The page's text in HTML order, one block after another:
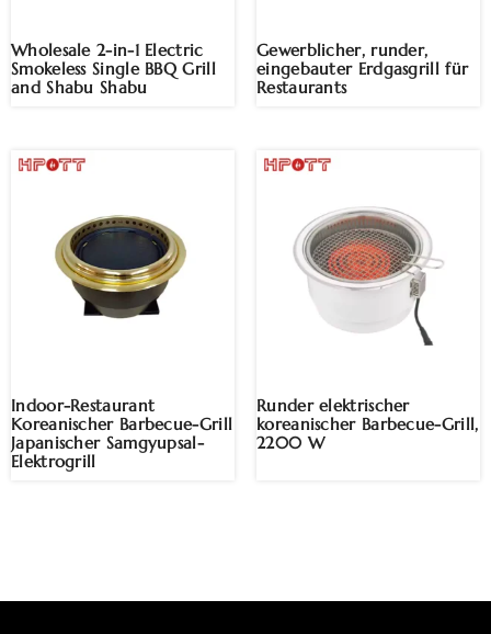
Wholesale 2-in-1 Electric
Smokeless Single BBQ Grill
and Shabu Shabu
Gewerblicher, runder,
eingebauter Erdgasgrill für
Restaurants
Indoor-Restaurant
Koreanischer Barbecue-Grill
Japanischer Samgyupsal-
Elektrogrill
Runder elektrischer
koreanischer Barbecue-Grill,
2200 W